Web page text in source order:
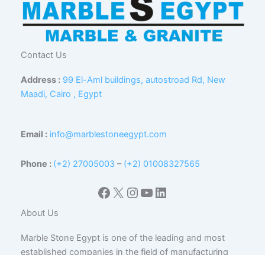
Contact Us
Address : 99 El-Aml buildings, autostroad Rd, New
Maadi, Cairo , Egypt
Email : info@marblestoneegypt.com
Phone : (+2) 27005003 – (+2) 01008327565
Facebook
X Instagram
YouTube
LinkedIn
About Us
Marble Stone Egypt is one of the leading and most
established companies in the field of manufacturing